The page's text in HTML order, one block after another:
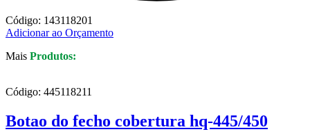
Código: 143118201
Adicionar ao Orçamento
Mais Produtos:
Código: 445118211
Botao do fecho cobertura hq-445/450